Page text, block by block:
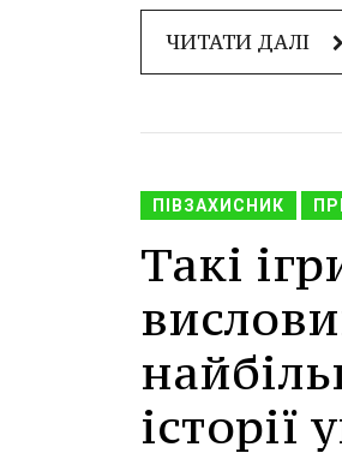
ЧИТАТИ ДАЛІ
ПІВЗАХИСНИК
Такі
історії